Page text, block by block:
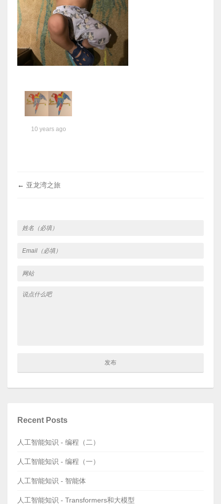
10 years ago
← 亚龙湾之旅
Recent Posts
人工智能知识 - 编程（二）
人工智能知识 - 编程（一）
人工智能知识 - 智能体
人工智能知识 - Transformers和大模型